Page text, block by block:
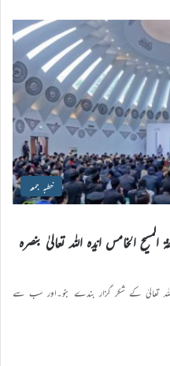
خطبہ جمعہ
الخامس ایّدہ اللہ تعالیٰ بنصرہ
تعالیٰ کے شکر گزار بندے بنو۔اور سب سے